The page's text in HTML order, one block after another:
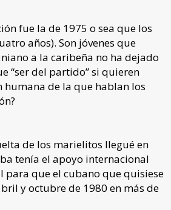
fue la de 1975 o sea que los
años). Son jóvenes que
a la caribeña no ha dejado
“ser del partido” si quieren
humana de la que hablan los
de los marielitos llegué en
tenía el apoyo internacional
para que el cubano que quisiese
y octubre de 1980 en más de